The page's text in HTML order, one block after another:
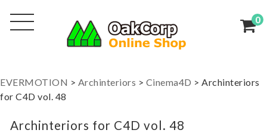
0
EVERMOTION > Archinteriors > Cinema4D > Archinteriors
for C4D vol. 48
Archinteriors for C4D vol. 48